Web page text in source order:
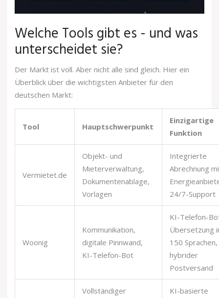
Welche Tools gibt es - und was
unterscheidet sie?
Der Markt ist voll. Aber nicht alle sind gleich. Hier ein
Überblick über die wichtigsten Anbieter für den
deutschen Markt:
Tool Hauptschwerpunkt
Einzigartige
Funktion
Vermietet.de
Objekt- und
Mieterverwaltung,
Dokumentenablage,
Vorlagen
Integrierte
Abrechnung
24/7-Support
Woonig
Kommunikation,
digitale Pinnwand,
KI-Telefon-Bot
KI-Telefon-
Übersetzung
150 Sprachen,
hybrider
Postversand
Vollständiger
KI-basierte